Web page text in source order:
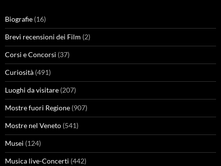
Biografie (16)
Brevi recensioni dei Film (2)
Corsi e Concorsi (37)
Curiosità (491)
Luoghi da visitare (207)
Mostre fuori Regione (907)
Mostre nel Veneto (541)
Musei (124)
Musica live-Concerti (442)